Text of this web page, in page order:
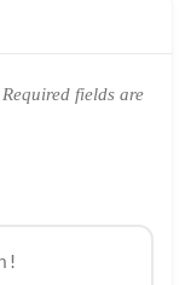
Required fields are